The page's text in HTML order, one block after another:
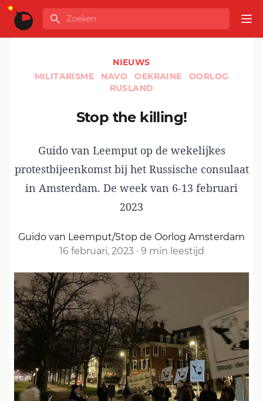
Ga naar de inhoud
GLOBALINFO
Zoeken
NIEUWS
MILITARISME
NAVO OEKRAINE
OORLOG
RUSLAND
Stop the killing!
Guido van Leemput op de wekelijkes
protestbijeenkomst bij het Russische consulaat
in Amsterdam. De week van 6-13 februari
2023
Guido van Leemput/Stop de Oorlog Amsterdam
16 februari, 2023 · 9 min leestijd